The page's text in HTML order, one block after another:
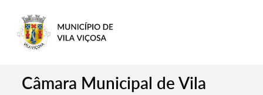
Câmara Municipal de Vila